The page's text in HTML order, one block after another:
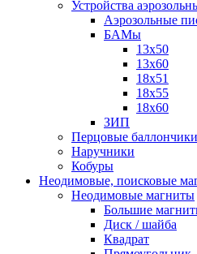
Устройства
Аэрозольные
БАМы
13х50
13х60
18х51
18х55
18х60
ЗИП
Перцовые баллончики
Наручники
Кобуры
Неодимовые, поисковые
Неодимовые магниты
Большие
Диск / шайба
Квадрат